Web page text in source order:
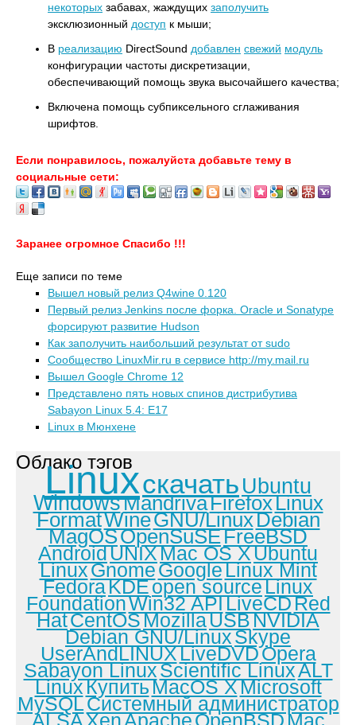
некоторых забавах, жаждущих заполучить
эксклюзионный доступ к мыши;
В реализацию DirectSound добавлен свежий модуль
конфигурации частоты дискретизации,
обеспечивающий помощь звука высочайшего качества;
Включена помощь субпиксельного сглаживания
шрифтов.
Если понравилось, пожалуйста добавьте тему в
социальные сети:
Заранее огромное Спасибо !!!
Еще записи по теме
Вышел новый релиз Q4wine 0.120
Первый релиз Jenkins после форка. Oracle и Sonatype
форсируют развитие Hudson
Как заполучить наибольший результат от sudo
Сообщество LinuxMir.ru в сервисе http://my.mail.ru
Вышел Google Chrome 12
Представлено пять новых спинов дистрибутива
Sabayon Linux 5.4: E17
Linux в Мюнхене
Облако тэгов
Linuxскачать Ubuntu
WindowsMandrivaFirefoxLinux
FormatWineGNU/LinuxDebian
MagOSOpenSuSEFreeBSD
AndroidUNIXMac OS XUbuntu
LinuxGnomeGoogleLinux Mint
FedoraKDEopen sourceLinux
FoundationWin32 APILiveCDRed
HatCentOSMozillaUSBNVIDIA
Debian GNU/LinuxSkype
UserAndLINUXLiveDVDOpera
Sabayon LinuxScientific LinuxALT
LinuxКупитьMacOS XMicrosoft
MySQLСистемный администратор
ALSAXenApacheOpenBSDMac